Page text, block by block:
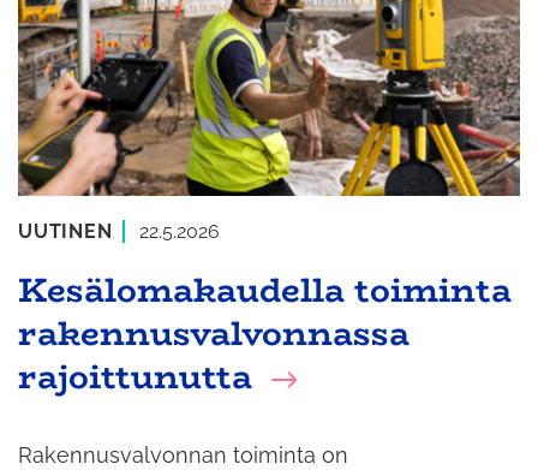
Kesälomakaudella toiminta
rakennusvalvonnassa
rajoittunutta
UUTINEN 22.5.2026
Rakennusvalvonnan toiminta on